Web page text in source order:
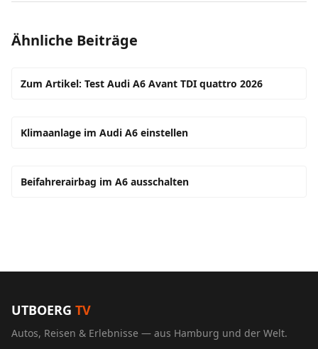
Ähnliche Beiträge
Zum Artikel: Test Audi A6 Avant TDI quattro 2026
Klimaanlage im Audi A6 einstellen
Beifahrerairbag im A6 ausschalten
UTBOERG TV
Autos, Reisen & Erlebnisse — aus Hamburg und der Welt.